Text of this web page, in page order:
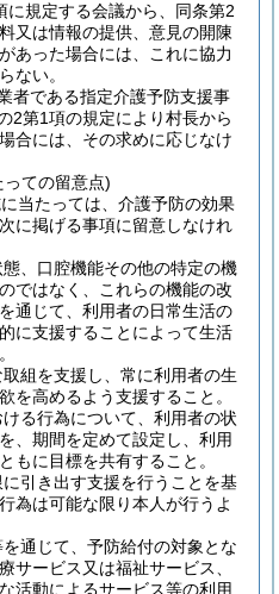
に規定する会議から、同条第2
又は情報の提供、意見の開陳
あった場合には、これに協力
ない。
者である指定介護予防支援事
2第1項の規定により村長から
合には、その求めに応じなけ
ての留意点)
当たっては、介護予防の効果
に掲げる事項に留意しなけれ
、口腔機能その他の特定の機
ではなく、これらの機能の改
通じて、利用者の日常生活の
に支援することによって生活
組を支援し、常に利用者の生
を高めるよう支援すること。
る行為について、利用者の状
、期間を定めて設定し、利用
もに目標を共有すること。
引き出す支援を行うことを基
為は可能な限り本人が行うよ
通じて、予防給付の対象とな
サービス又は福祉サービス、
活動によるサービス等の利用